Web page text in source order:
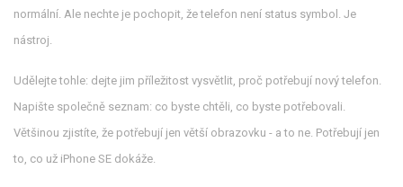
normální. Ale nechte je pochopit, že telefon není status symbol. Je
nástroj.
Udělejte tohle: dejte jim příležitost vysvětlit, proč potřebují nový telefon.
Napište společně seznam: co byste chtěli, co byste potřebovali.
Většinou zjistíte, že potřebují jen větší obrazovku - a to ne. Potřebují jen
to, co už iPhone SE dokáže.